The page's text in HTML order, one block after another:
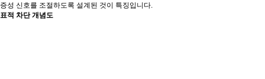
증성 신호를 조절하도록 설계된 것이 특징입니다.
표적 차단 개념도